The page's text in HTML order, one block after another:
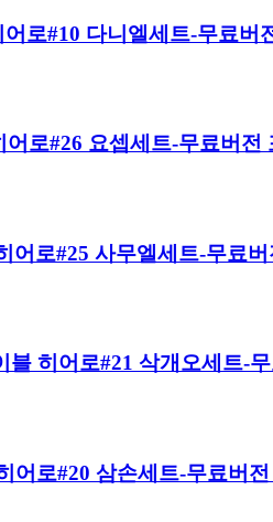
로#10 다니엘세트-무료버
로#26 요셉세트-무료버전
로#25 사무엘세트-무료버
히어로#21 삭개오세트-
로#20 삼손세트-무료버